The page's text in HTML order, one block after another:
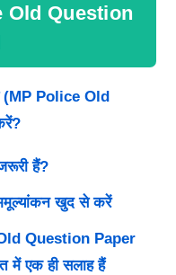
Old Question
(MP Police Old
हैं?
खुद से करें
Question Paper
एक ही सलाह हैं